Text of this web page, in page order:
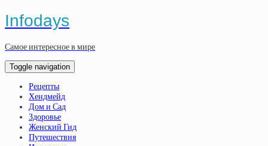
Infodays
Самое интересное в мире
Toggle navigation
Рецепты
Хендмейд
Дом и Сад
Здоровье
Женский Гид
Путешествия